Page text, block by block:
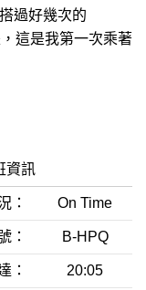
過好幾次的
這是我第一次乘著
資訊
： On Time
： B-HPQ
： 20:05